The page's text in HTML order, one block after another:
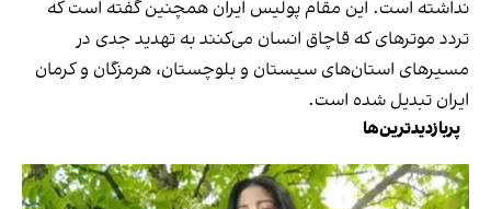
نداشته است. این مقام پولیس ایران همچنین گفته است که
تردد موترهای که قاچاق انسان می‌کنند به تهدید جدی در
مسیرهای استان‌های سیستان و بلوچستان، هرمزگان و کرمان
ایران تبدیل شده است.
پربازدیدترین‌ها